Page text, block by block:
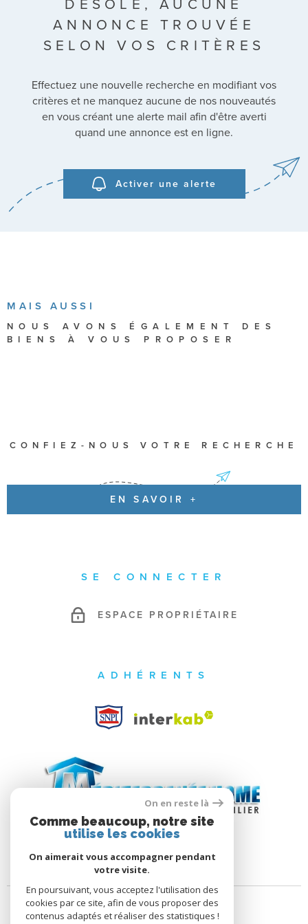
ANNONCE TROUVÉE
SELON VOS CRITÈRES
Effectuez une nouvelle recherche en modifiant vos
critères et ne manquez aucune de nos nouveautés
en vous créant une alerte mail afin d'être averti
quand une annonce est en ligne.
Activer une alerte
MAIS AUSSI
NOUS AVONS ÉGALEMENT DES
BIENS À VOUS PROPOSER
CONFIEZ-NOUS VOTRE RECHERCHE
EN SAVOIR +
SE CONNECTER
ESPACE PROPRIÉTAIRE
ADHÉRENTS
On en reste là
Comme beaucoup, notre site
utilise les cookies
On aimerait vous accompagner pendant
votre visite.
En poursuivant, vous acceptez l'utilisation des
cookies par ce site, afin de vous proposer des
contenus adaptés et réaliser des statistiques !
SURFACE
Pièces
PIÈCES
RÉFÉRENCE
CRITÈRES SUPPLÉMENTAIRES
Terrasse